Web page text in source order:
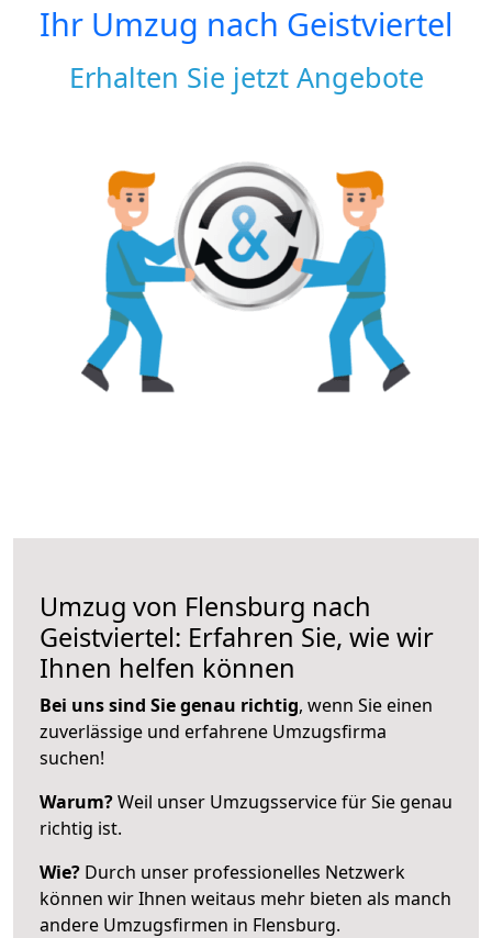
Ihr Umzug nach Geistviertel
Erhalten Sie jetzt Angebote
Umzug von Flensburg nach
Geistviertel: Erfahren Sie, wie wir
Ihnen helfen können
Bei uns sind Sie genau richtig, wenn Sie einen
zuverlässige und erfahrene Umzugsfirma
suchen!
Warum?Weil unser Umzugsservice für Sie genau
richtig ist.
Wie? Durch unser professionelles Netzwerk
können wir Ihnen weitaus mehr bieten als manch
andere Umzugsfirmen in Flensburg.